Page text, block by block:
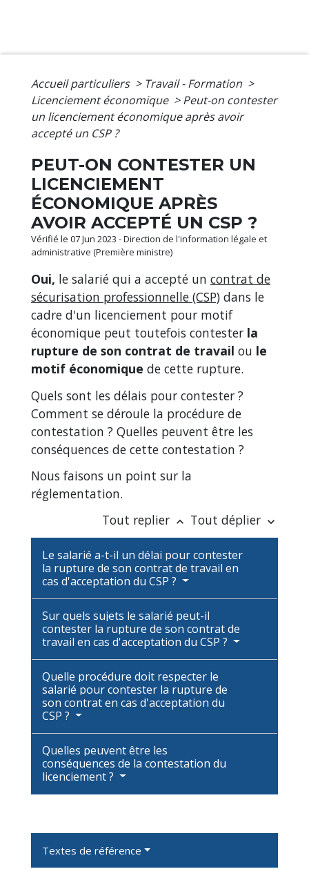
Accueil particuliers > Travail - Formation >
Licenciement économique > Peut-on contester
un licenciement économique après avoir
accepté un CSP ?
PEUT-ON CONTESTER UN
LICENCIEMENT
ÉCONOMIQUE APRÈS
AVOIR ACCEPTÉ UN CSP ?
Vérifié le 07 Jun 2023 - Direction de l'information légale et
administrative (Première ministre)
Oui, le salarié qui a accepté un contrat de
sécurisation professionnelle (CSP) dans le
cadre d'un licenciement pour motif
économique peut toutefois contester la
rupture de son contrat de travail ou le
motif économique de cette rupture.
Quels sont les délais pour contester ?
Comment se déroule la procédure de
contestation ? Quelles peuvent être les
conséquences de cette contestation ?
Nous faisons un point sur la
réglementation.
Tout replier keyboard_arrow_up Tout déplier keyboard_arrow_down
Le salarié a-t-il un délai pour contester
la rupture de son contrat de travail en
cas d'acceptation du CSP ?
Sur quels sujets le salarié peut-il
contester la rupture de son contrat de
travail en cas d'acceptation du CSP ?
Quelle procédure doit respecter le
salarié pour contester la rupture de
son contrat en cas d'acceptation du
CSP ?
Quelles peuvent être les
conséquences de la contestation du
licenciement ?
Textes de référence